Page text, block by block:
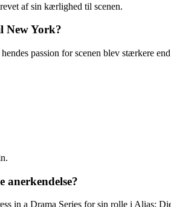
af sin kærlighed til scenen.
New York?
passion for scenen blev stærkere
in a Drama Series for sin rolle i Alias: